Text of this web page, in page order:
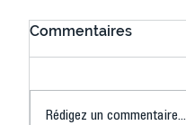
Commentaires
Rédigez un commentaire...